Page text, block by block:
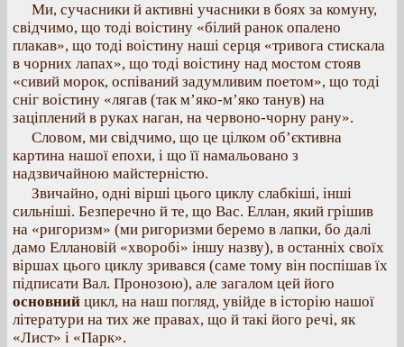
Ми, сучасники й активні учасники в боях за комуну,
свідчимо, що тоді воістину «білий ранок опалено
плакав», що тоді воістину наші серця «тривога стискала
в чорних лапах», що тоді воістину над мостом стояв
«сивий морок, оспіваний задумливим поетом», що тоді
сніг воістину «лягав (так м’яко-м’яко танув) на
заціплений в руках наган, на червоно-чорну рану».
Словом, ми свідчимо, що це цілком об’єктивна
картина нашої епохи, і що її намальовано з
надзвичайною майстерністю.
Звичайно, одні вірші цього циклу слабкіші, інші
сильніші. Безперечно й те, що Вас. Еллан, який грішив
на «ригоризм» (ми ригоризми беремо в лапки, бо далі
дамо Еллановій «хворобі» іншу назву), в останніх своїх
віршах цього циклу зривався (саме тому він поспішав їх
підписати Вал. Пронозою), але загалом цей його
основний цикл, на наш погляд, увійде в історію нашої
літератури на тих же правах, що й такі його речі, як
«Лист» і «Парк».